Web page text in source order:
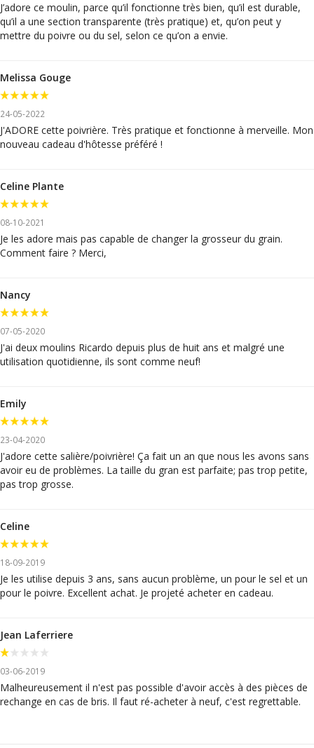
J’adore ce moulin, parce qu’il fonctionne très bien, qu’il est durable,
qu’il a une section transparente (très pratique) et, qu’on peut y
mettre du poivre ou du sel, selon ce qu’on a envie.
Melissa Gouge
24-05-2022
J'ADORE cette poivrière. Très pratique et fonctionne à merveille. Mon
nouveau cadeau d'hôtesse préféré !
Celine Plante
08-10-2021
Je les adore mais pas capable de changer la grosseur du grain.
Comment faire ? Merci,
Nancy
07-05-2020
J'ai deux moulins Ricardo depuis plus de huit ans et malgré une
utilisation quotidienne, ils sont comme neuf!
Emily
23-04-2020
J'adore cette salière/poivrière! Ça fait un an que nous les avons sans
avoir eu de problèmes. La taille du gran est parfaite; pas trop petite,
pas trop grosse.
Celine
18-09-2019
Je les utilise depuis 3 ans, sans aucun problème, un pour le sel et un
pour le poivre. Excellent achat. Je projeté acheter en cadeau.
Jean Laferriere
03-06-2019
Malheureusement il n'est pas possible d'avoir accès à des pièces de
rechange en cas de bris. Il faut ré-acheter à neuf, c'est regrettable.